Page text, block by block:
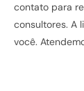
contato para
consultores. A
você.